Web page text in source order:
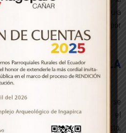
haciendo que nuestra Parroquia
a realizar sus trabajos por
DE LA
de diversidad cultural, en el se
han dejado su huella en el
históricos de conquista,